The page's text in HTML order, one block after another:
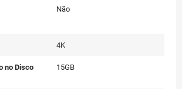
Não
4K
no Disco
15GB